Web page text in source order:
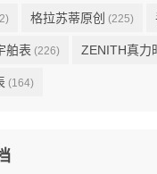
格拉苏蒂原创 (225)
舶表 (226) ZENITH真力
(164)